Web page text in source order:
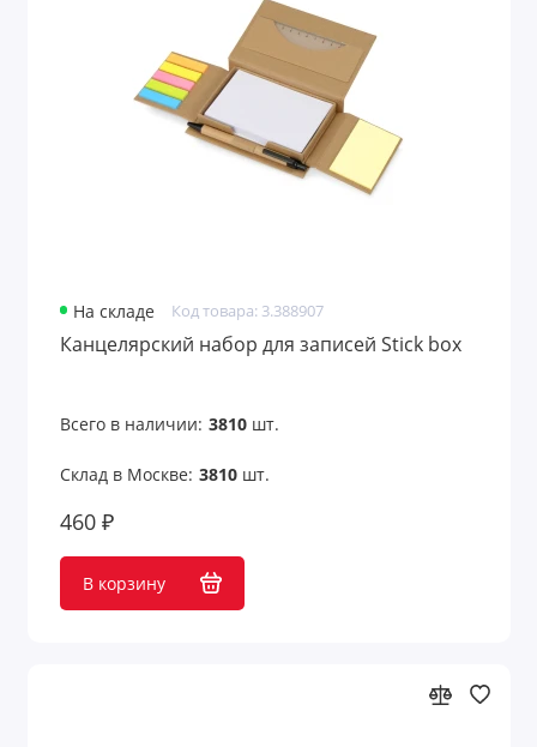
На складе Код товара: 3.388907
Канцелярский набор для записей Stick box
Всего в наличии: 3810шт.
Склад в Москве: 3810шт.
460 ₽
В корзину